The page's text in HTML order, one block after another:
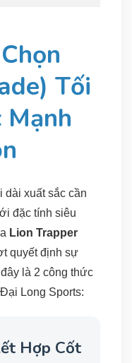
Tối
Mạnh
dài xuất sắc cần
đặc tính siêu
Lion Trapper
quyết định sự
là 2 công thức
Long Sports:
Hợp Cốt